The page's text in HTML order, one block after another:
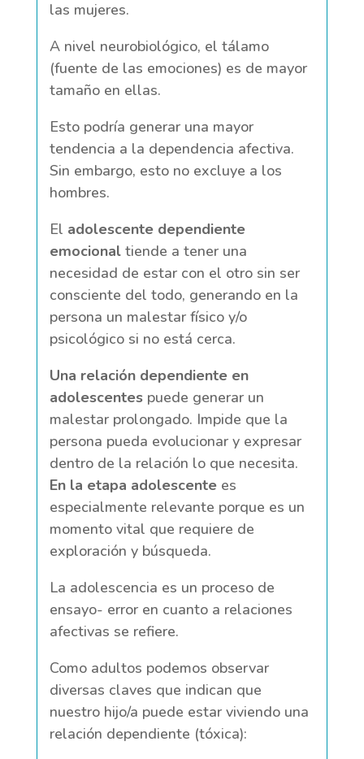
las mujeres.
A nivel neurobiológico, el tálamo
(fuente de las emociones) es de mayor
tamaño en ellas.
Esto podría generar una mayor
tendencia a la dependencia afectiva.
Sin embargo, esto no excluye a los
hombres.
El adolescente dependiente
emocionaltiende a tener una
necesidad de estar con el otro sin ser
consciente del todo, generando en la
persona un malestar físico y/o
psicológico si no está cerca.
Una relación dependiente en
adolescentespuede generar un
malestar prolongado. Impide que la
persona pueda evolucionar y expresar
dentro de la relación lo que necesita.
En la etapa adolescente es
especialmente relevante porque es un
momento vital que requiere de
exploración y búsqueda.
La adolescencia es un proceso de
ensayo- error en cuanto a relaciones
afectivas se refiere.
Como adultos podemos observar
diversas claves que indican que
nuestro hijo/a puede estar viviendo una
relación dependiente (tóxica):